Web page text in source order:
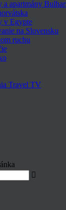
apartmány
v Egypte
na Slovensku
ruchu
Travel TV